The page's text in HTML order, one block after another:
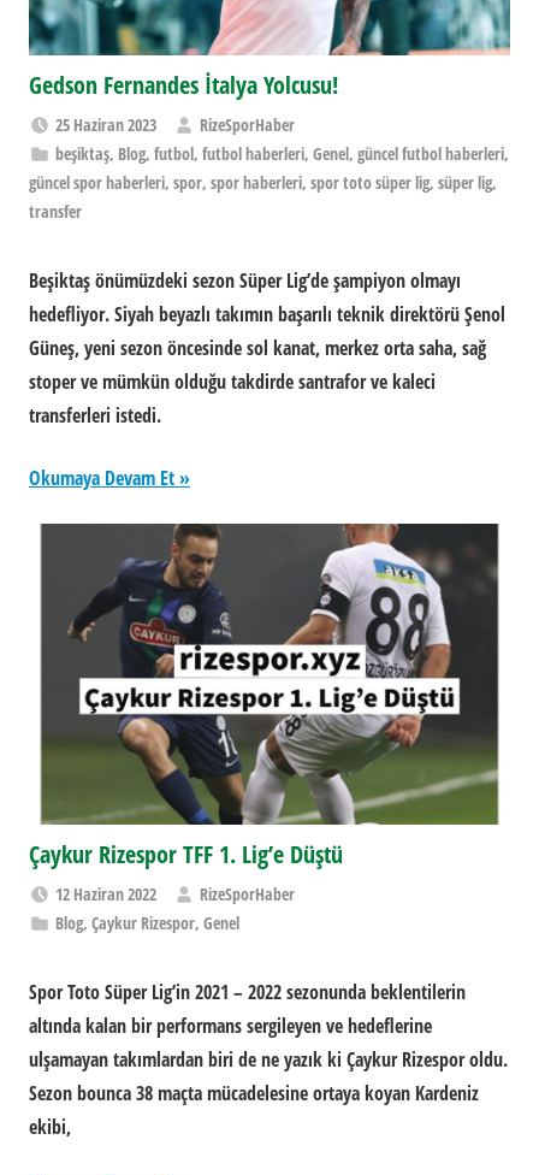
Gedson Fernandes İtalya Yolcusu!
25 Haziran 2023
RizeSporHaber
beşiktaş, Blog,futbol,futbol haberleri,Genel,güncel futbol haberleri,
güncel spor haberleri, spor, spor haberleri, spor toto süper lig, süper lig,
transfer
Beşiktaş önümüzdeki sezon Süper Lig’de şampiyon olmayı
hedefliyor. Siyah beyazlı takımın başarılı teknik direktörü Şenol
Güneş, yeni sezon öncesinde sol kanat, merkez orta saha, sağ
stoper ve mümkün olduğu takdirde santrafor ve kaleci
transferleri istedi.
Okumaya Devam Et
Çaykur Rizespor TFF 1. Lig’e Düştü
12 Haziran 2022
RizeSporHaber
Blog,Çaykur Rizespor,Genel
Spor Toto Süper Lig’in 2021 – 2022 sezonunda beklentilerin
altında kalan bir performans sergileyen ve hedeflerine
ulşamayan takımlardan biri de ne yazık ki Çaykur Rizespor oldu.
Sezon bounca 38 maçta mücadelesine ortaya koyan Kardeniz
ekibi,